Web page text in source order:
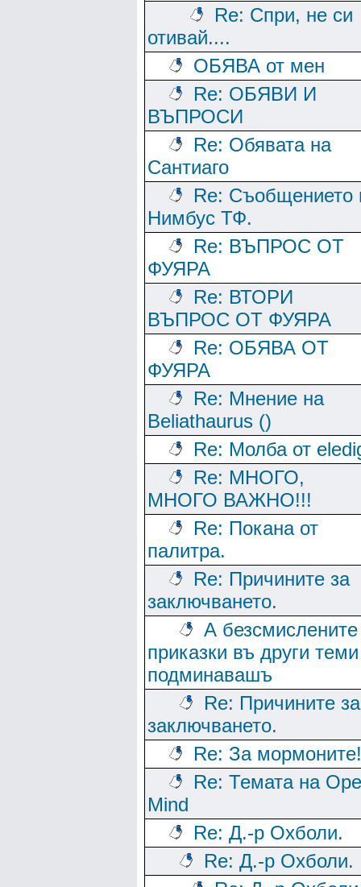
Re: Спри, не си
отивай....
ОБЯВА от мен
Re: ОБЯВИ И
ВЪПРОСИ
Re: Обявата на
Сантиаго
Re: Съобщението
Нимбус ТФ.
Re: ВЪПРОС ОТ
ФУЯРА
Re: ВТОРИ
ВЪПРОС ОТ ФУЯРА
Re: ОБЯВА ОТ
ФУЯРА
Re: Мнение на
Beliathaurus ()
Re: Молба от
Re: МНОГО,
МНОГО ВАЖНО!!!
Re: Покана от
палитра.
Re: Причините за
заключването.
А безсмислените
приказки въ други теми
подминавашъ
Re: Причините за
заключването.
Re: За мормоните!
Re: Темата на
Mind
Re: Д.-р Охболи.
Re: Д.-р Охболи.